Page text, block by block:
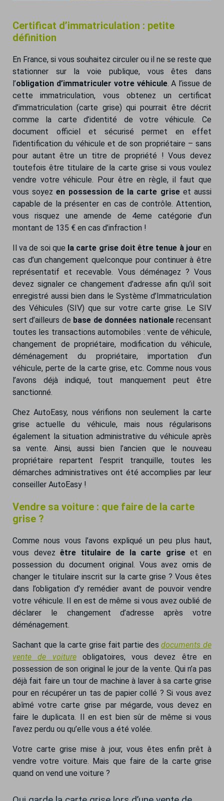
Certificat d’immatriculation : petite
définition
En France, si vous souhaitez circuler ou il ne se reste que
stationner sur la voie publique, vous êtes dans
l’obligation d’immatriculer votre véhicule. A l’issue de
cette immatriculation, vous obtenez un certificat
d’immatriculation (carte grise) qui pourrait être décrit
comme la carte d’identité de votre véhicule. Ce
document officiel et sécurisé permet en effet
l’identification du véhicule et de son propriétaire – sans
pour autant être un titre de propriété ! Vous devez
toutefois être titulaire de la carte grise si vous voulez
vendre votre véhicule. Pour être en règle, il faut que
vous soyezen possession de la carte griseet aussi
capable de la présenter en cas de contrôle. Attention,
vous risquez une amende de 4eme catégorie d’un
montant de 135 € en cas d’infraction !
Il va de soi que la carte grise doit être tenue à jour en
cas d’un changement quelconque pour continuer à être
représentatif et recevable. Vous déménagez ? Vous
devez signaler ce changement d’adresse afin qu’il soit
enregistré aussi bien dans le Système d’Immatriculation
des Véhicules (SIV) que sur votre carte grise. Le SIV
sert d’ailleurs de base de données nationalerecensant
toutes les transactions automobiles : vente de véhicule,
changement de propriétaire, modification du véhicule,
déménagement du propriétaire, importation d’un
véhicule, perte de la carte grise, etc. Comme nous vous
l’avons déjà indiqué, tout manquement peut être
sanctionné.
Chez AutoEasy, nous vérifions non seulement la carte
grise actuelle du véhicule, mais nous régularisons
également la situation administrative du véhicule après
sa vente. Ainsi, aussi bien l’ancien que le nouveau
propriétaire repartent l’esprit tranquille, toutes les
démarches administratives ont été accomplies par leur
conseiller AutoEasy !
Vendre sa voiture : que faire de la carte
grise ?
Comme nous vous l’avons expliqué un peu plus haut,
vous devezêtre titulaire de la carte griseet en
possession du document original. Vous avez omis de
changer le titulaire inscrit sur la carte grise ? Vous êtes
dans l’obligation d’y remédier avant de pouvoir vendre
votre véhicule. Il en est de même si vous avez oublié de
déclarer le changement d’adresse après votre
déménagement.
Sachant que la carte grise fait partie desdocuments de
vente de voitureobligatoires, vous devez être en
possession de son original le jour de la vente. Qui n’a pas
déjà fait faire un tour de machine à laver à sa carte grise
pour en récupérer un tas de papier collé ? Si vous avez
abîmé votre carte grise par mégarde, vous devez en
faire le duplicata. Il en est bien sûr de même si vous
l’avez perdu ou qu’elle vous a été volée.
Votre carte grise mise à jour, vous êtes enfin prêt à
vendre votre voiture. Mais que faire de la carte grise
quand on vend une voiture ?